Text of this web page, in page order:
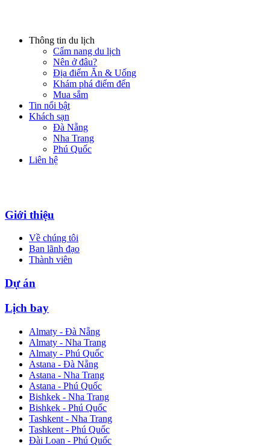
Thông tin du lịch
Cẩm nang du lịch
Nên ở đâu?
Địa điểm Ăn & Uống
Khám phá điểm đến
Mua sắm
Tin nổi bật
Khách sạn
Đà Nẵng
Nha Trang
Phú Quốc
Liên hệ
Giới thiệu
Về chúng tôi
Ban lãnh đạo
Thành viên
Dự án
Lịch bay
Almaty - Đà Nẵng
Almaty - Nha Trang
Almaty - Phú Quốc
Astana - Đà Nẵng
Astana - Nha Trang
Astana - Phú Quốc
Bishkek - Nha Trang
Bishkek - Phú Quốc
Tashkent - Nha Trang
Tashkent - Phú Quốc
Đài Loan - Phú Quốc